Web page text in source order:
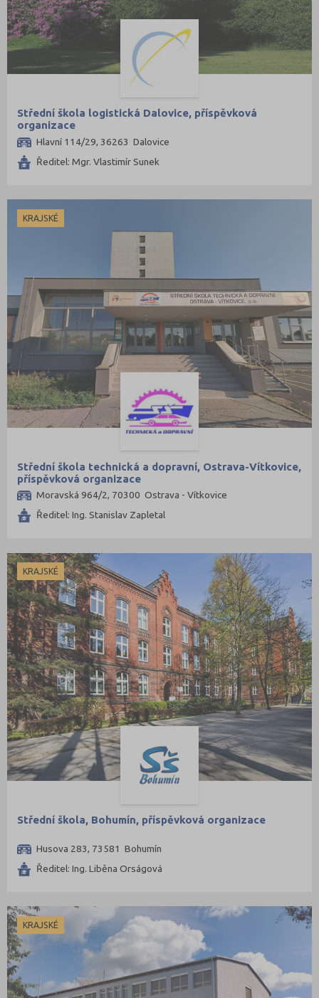
Střední škola logistická Dalovice, příspěvková
organizace
Hlavní 114/29, 36263 Dalovice
Ředitel: Mgr. Vlastimír Sunek
KRAJSKÉ
Střední škola technická a dopravní, Ostrava-Vítkovice,
příspěvková organizace
Moravská 964/2, 70300 Ostrava - Vítkovice
Ředitel: Ing. Stanislav Zapletal
KRAJSKÉ
Střední škola, Bohumín, příspěvková organizace
Husova 283, 73581 Bohumín
Ředitel: Ing. Liběna Orságová
KRAJSKÉ